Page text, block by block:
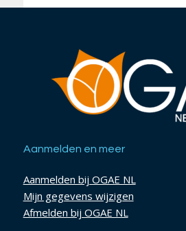
Aanmelden en meer
Aanmelden bij OGAE NL
Mijn gegevens wijzigen
Afmelden bij OGAE NL